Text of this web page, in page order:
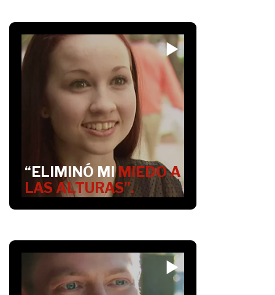
“ELIMINÓ MI MIEDO A
LAS ALTURAS”.